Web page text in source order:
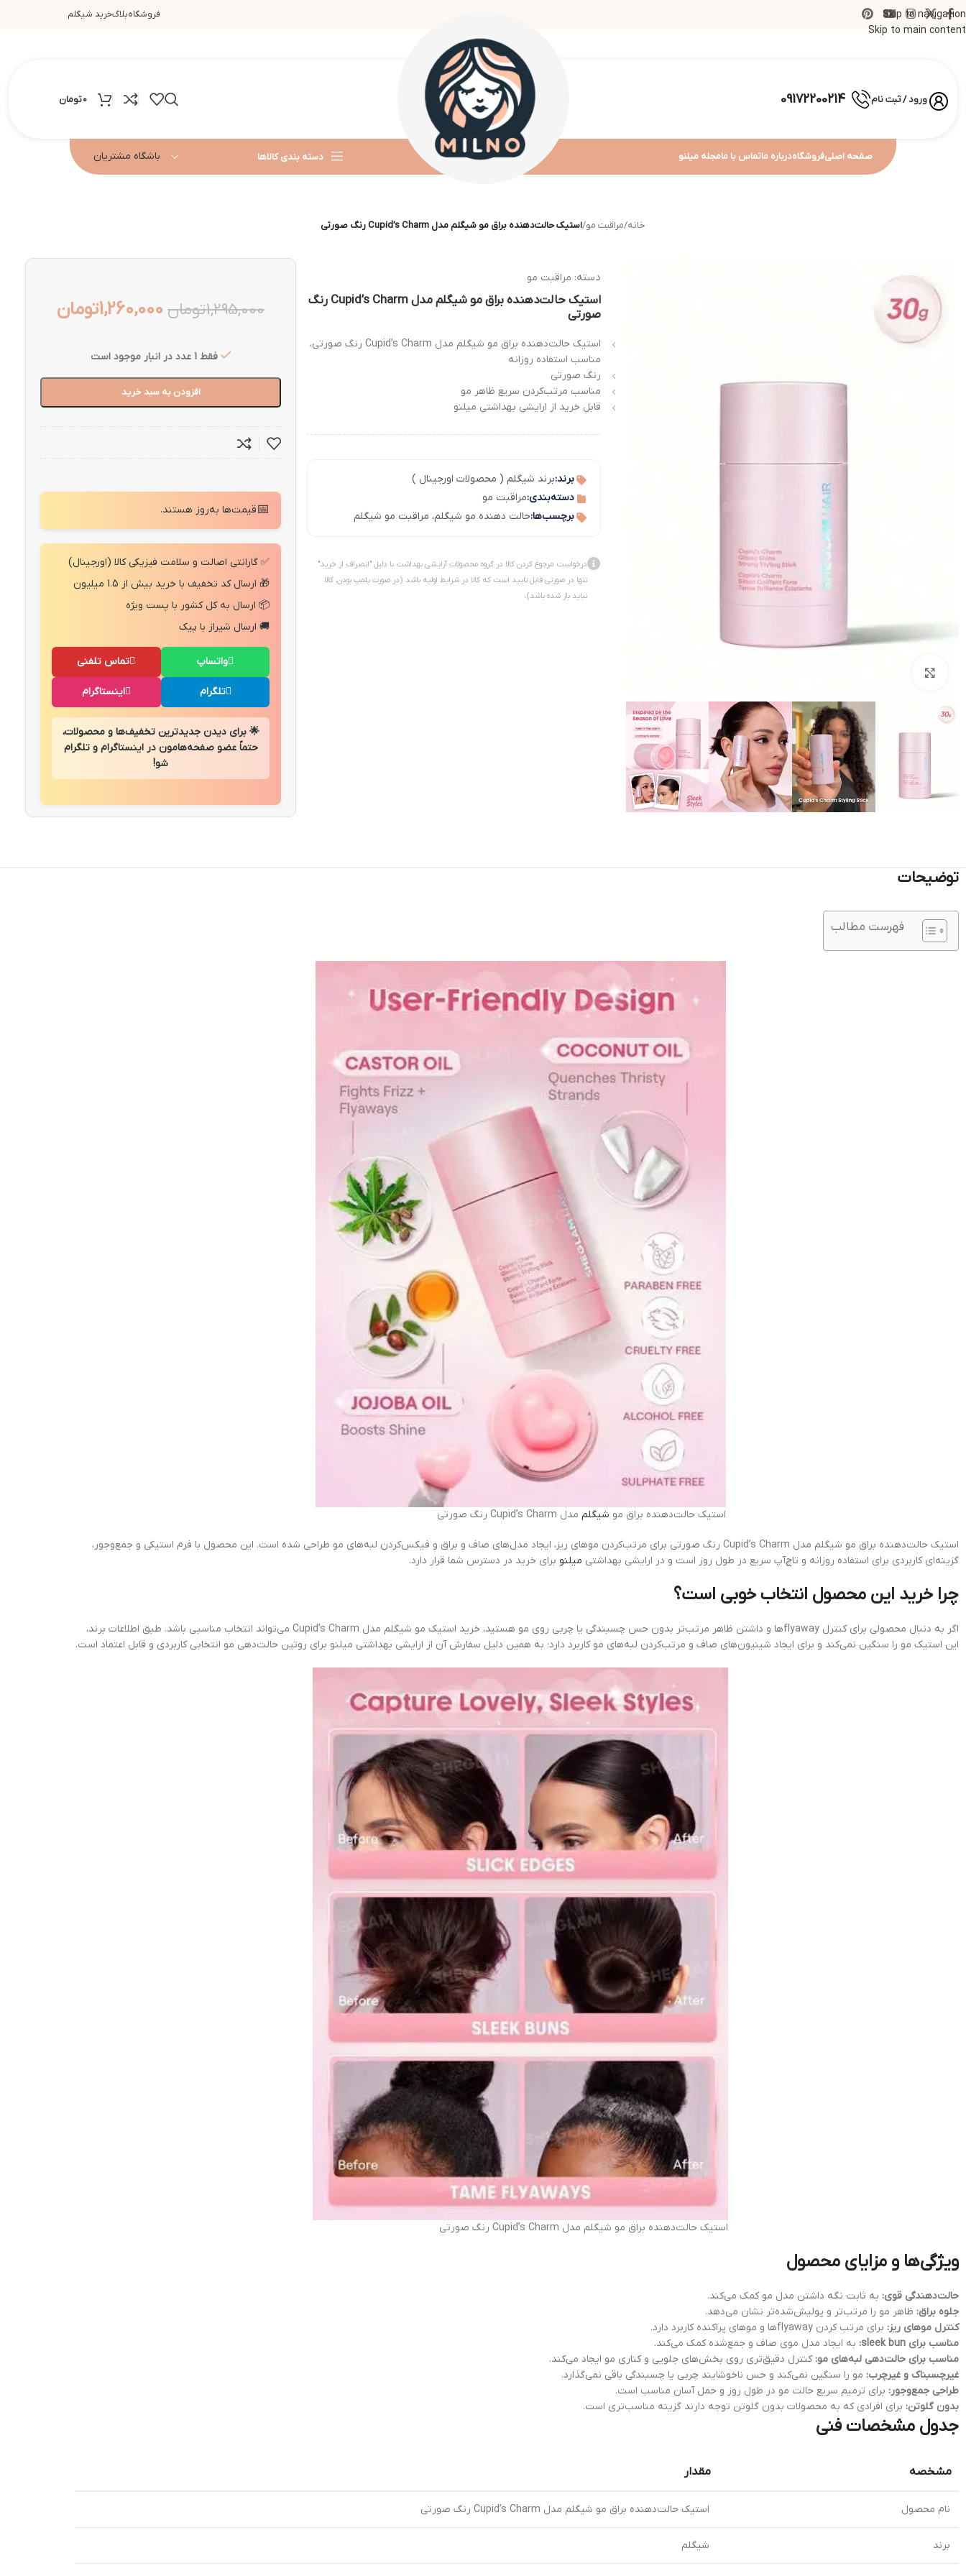
Skip to navigation
Skip to main content
فروشگاهبلاگخرید شیگلم
ورود / ثبت نام 09172200214
0تومان
صفحه اصلیفروشگاهدرباره ماتماس با مامجله میلنو دسته بندی کالاها باشگاه مشتریان
خانه/مراقبت مو/استیک حالت‌دهنده براق مو شیگلم مدل Cupid’s Charm رنگ صورتی
دسته: مراقبت مو
استیک حالت‌دهنده براق مو شیگلم مدل Cupid’s Charm رنگ
صورتی
استیک حالت‌دهنده براق مو شیگلم مدل Cupid’s Charm رنگ صورتی،
مناسب استفاده روزانه
رنگ صورتی
مناسب مرتب‌کردن سریع ظاهر مو
قابل خرید از ارایشی بهداشتی میلنو
برند:برند شیگلم ( محصولات اورجینال )
دسته‌بندی:مراقبت مو
برچسب‌ها:حالت دهنده مو شیگلم، مراقبت مو شیگلم
درخواست مرجوع کردن کالا در گروه محصولات آرایشی بهداشت با دلیل "انصراف از خرید"
تنها در صورتی قابل تایید است که کالا در شرایط اولیه باشد (در صورت پلمپ بودن، کالا
نباید باز شده باشد).
1,295,000تومان 1,260,000تومان
فقط 1 عدد در انبار موجود است
افزودن به سبد خرید
📅قیمت‌ها به‌روز هستند.
✅ گارانتی اصالت و سلامت فیزیکی کالا (اورجینال)
🎁 ارسال کد تخفیف با خرید بیش از 1.5 میلیون
📦 ارسال به کل کشور با پست ویژه
🚚 ارسال شیراز با پیک
تماس تلفنی واتساپ
اینستاگرام تلگرام
🌟 برای دیدن جدیدترین تخفیف‌ها و محصولات،
حتماً عضو صفحه‌هامون در اینستاگرام و تلگرام
شو!
توضیحات
فهرست مطالب
استیک حالت‌دهنده براق مو شیگلم مدل Cupid’s Charm رنگ صورتی
استیک حالت‌دهنده براق مو شیگلم مدل Cupid’s Charm رنگ صورتی برای مرتب‌کردن موهای ریز، ایجاد مدل‌های صاف و براق و فیکس‌کردن لبه‌های مو طراحی شده است. این محصول با فرم استیکی و جمع‌وجور،
گزینه‌ای کاربردی برای استفاده روزانه و تاچ‌آپ سریع در طول روز است و در ارایشی بهداشتی میلنو برای خرید در دسترس شما قرار دارد.
چرا خرید این محصول انتخاب خوبی است؟
اگر به دنبال محصولی برای کنترل flyawayها و داشتن ظاهر مرتب‌تر بدون حس چسبندگی یا چربی روی مو هستید، خرید استیک مو شیگلم مدل Cupid’s Charm می‌تواند انتخاب مناسبی باشد. طبق اطلاعات برند،
این استیک مو را سنگین نمی‌کند و برای ایجاد شینیون‌های صاف و مرتب‌کردن لبه‌های مو کاربرد دارد؛ به همین دلیل سفارش آن از ارایشی بهداشتی میلنو برای روتین حالت‌دهی مو انتخابی کاربردی و قابل اعتماد است.
استیک حالت‌دهنده براق مو شیگلم مدل Cupid’s Charm رنگ صورتی
ویژگی‌ها و مزایای محصول
حالت‌دهندگی قوی: به ثابت نگه داشتن مدل مو کمک می‌کند.
جلوه براق: ظاهر مو را مرتب‌تر و پولیش‌شده‌تر نشان می‌دهد.
کنترل موهای ریز: برای مرتب کردن flyawayها و موهای پراکنده کاربرد دارد.
مناسب برای sleek bun:
به ایجاد مدل موی صاف و جمع‌شده کمک می‌کند.
مناسب برای حالت‌دهی لبه‌های مو: کنترل دقیق‌تری روی بخش‌های جلویی و کناری مو ایجاد می‌کند.
غیرچسبناک و غیرچرب: مو را سنگین نمی‌کند و حس ناخوشایند چربی یا چسبندگی باقی نمی‌گذارد.
طراحی جمع‌وجور: برای ترمیم سریع حالت مو در طول روز و حمل آسان مناسب است.
بدون گلوتن: برای افرادی که به محصولات بدون گلوتن توجه دارند گزینه مناسب‌تری است.
جدول مشخصات فنی
مشخصه مقدار
نام محصول استیک حالت‌دهنده براق مو شیگلم مدل Cupid’s Charm رنگ صورتی
برند شیگلم